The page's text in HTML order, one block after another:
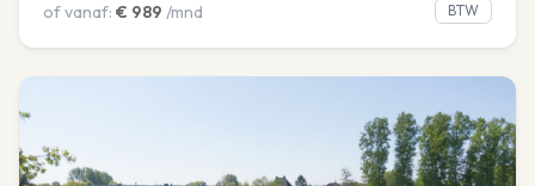
of vanaf: € 989 /mnd BTW